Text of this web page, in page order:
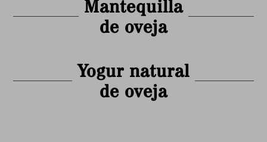
Mantequilla
de oveja
Yogur natural
de oveja